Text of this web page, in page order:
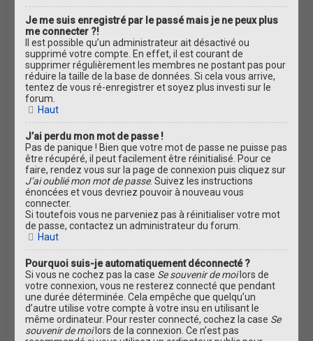
Je me suis enregistré par le passé mais je ne peux plus
me connecter ?!
Il est possible qu’un administrateur ait désactivé ou
supprimé votre compte. En effet, il est courant de
supprimer régulièrement les membres ne postant pas pour
réduire la taille de la base de données. Si cela vous arrive,
tentez de vous ré-enregistrer et soyez plus investi sur le
forum.
Haut
J’ai perdu mon mot de passe !
Pas de panique ! Bien que votre mot de passe ne puisse pas
être récupéré, il peut facilement être réinitialisé. Pour ce
faire, rendez vous sur la page de connexion puis cliquez sur
J’ai oublié mon mot de passe. Suivez les instructions
énoncées et vous devriez pouvoir à nouveau vous
connecter.
Si toutefois vous ne parveniez pas à réinitialiser votre mot
de passe, contactez un administrateur du forum.
Haut
Pourquoi suis-je automatiquement déconnecté ?
Si vous ne cochez pas la case Se souvenir de moilors de
votre connexion, vous ne resterez connecté que pendant
une durée déterminée. Cela empêche que quelqu’un
d’autre utilise votre compte à votre insu en utilisant le
même ordinateur. Pour rester connecté, cochez la case Se
souvenir de moilors de la connexion. Ce n’est pas